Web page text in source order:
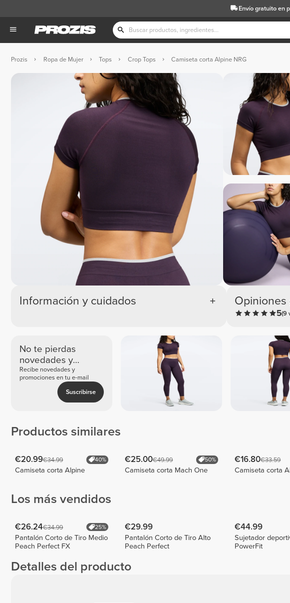
Envío gratuitoen
Prozis Ropa de Mujer Tops Crop Tops Camiseta corta Alpine NRG
Información y cuidados Opiniones
5(9
No te pierdas
novedades y
ofertas exclusivas
Recibe novedades y
promociones en tu e-mail
Suscribirse
Productos similares
€20.99€34.99 40%
Camiseta corta Alpine
€25.00€49.99 50%
Camiseta corta Mach One
€16.80€33.59
Camiseta corta
Los más vendidos
€26.24€34.99 25%
Pantalón Corto de Tiro Medio
Peach Perfect FX
€29.99
Pantalón Corto de Tiro Alto
Peach Perfect
€44.99
Sujetador
PowerFit
Detalles del producto